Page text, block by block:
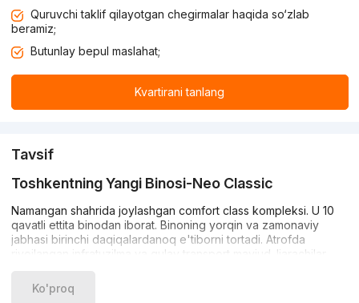
Quruvchi taklif qilayotgan chegirmalar haqida so‘zlab
beramiz;
Butunlay bepul maslahat;
Kvartirani tanlang
Tavsif
Toshkentning Yangi Binosi-Neo Classic
Namangan shahrida joylashgan comfort class kompleksi. U 10
qavatli ettita binodan iborat. Binoning yorqin va zamonaviy
jabhasi birinchi daqiqalardanoq e'tiborni tortadi. Atrofda
rivojlangan infratuzilma va qulay transport mavjud. Ijarachilar
orqali osongina kirishlari mumkin.
Ko'proq